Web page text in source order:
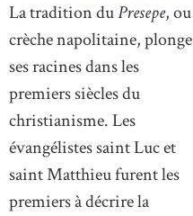
La tradition duPresepe, ou
crèche napolitaine, plonge
ses racines dans les
premiers siècles du
christianisme. Les
évangélistes saint Luc et
saint Matthieu furent les
premiers à décrire la